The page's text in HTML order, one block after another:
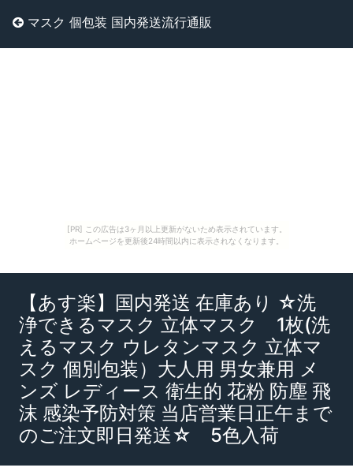
[PR] この広告は3ヶ月以上更新がないため表示されています。
ホームページを更新後24時間以内に表示されなくなります。
マスク 個包装 国内発送流行通販
【あす楽】国内発送 在庫あり ☆洗
浄できるマスク 立体マスク 1枚(洗
えるマスク ウレタンマスク 立体マ
スク 個別包装）大人用 男女兼用 メ
ンズ レディース 衛生的 花粉 防塵 飛
沫 感染予防対策 当店営業日正午まで
のご注文即日発送☆ 5色入荷